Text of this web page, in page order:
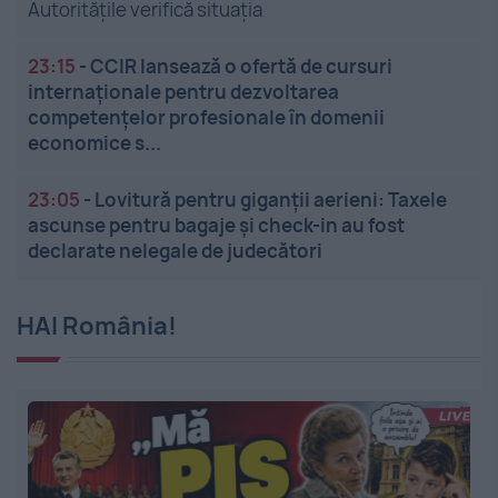
Autoritățile verifică situația
23:15 -CCIR lansează o ofertă de cursuri
internaționale pentru dezvoltarea
competențelor profesionale în domenii
economice s...
23:05 - Lovitură pentru giganții aerieni: Taxele
ascunse pentru bagaje și check-in au fost
declarate nelegale de judecători
HAI România!